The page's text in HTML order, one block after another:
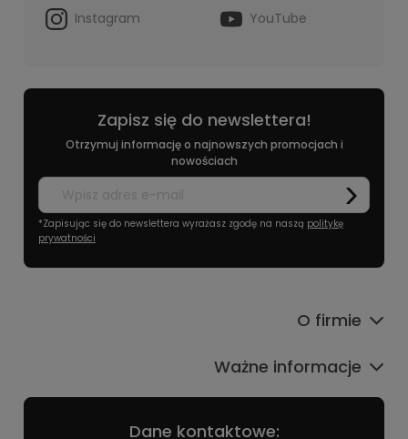
Instagram
YouTube
Zapisz się do newslettera!
Otrzymuj informację o najnowszych promocjach i
nowościach
*Zapisując się do newslettera wyrażasz zgodę na naszą politykę
prywatności
Dane kontaktowe:
O firmie
Ważne informacje